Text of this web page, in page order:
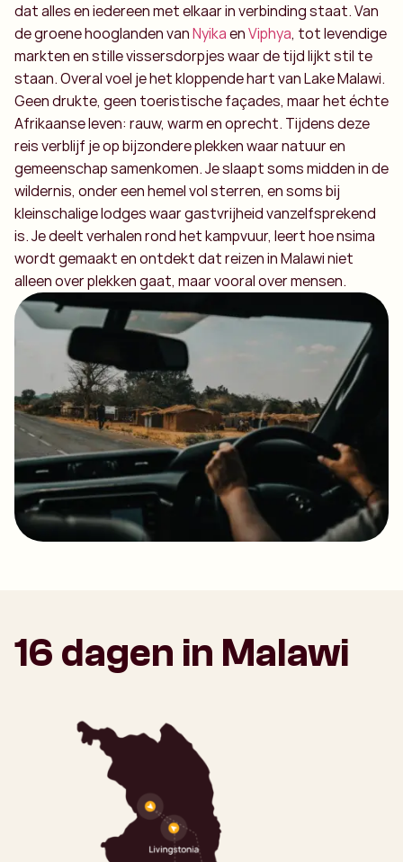
dat alles en iedereen met elkaar in verbinding staat. Van
de groene hooglanden vanNyikaenViphya, tot levendige
markten en stille vissersdorpjes waar de tijd lijkt stil te
staan. Overal voel je het kloppende hart van Lake Malawi.
Geen drukte, geen toeristische façades, maar het échte
Afrikaanse leven: rauw, warm en oprecht. Tijdens deze
reis verblijf je op bijzondere plekken waar natuur en
gemeenschap samenkomen. Je slaapt soms midden in de
wildernis, onder een hemel vol sterren, en soms bij
kleinschalige lodges waar gastvrijheid vanzelfsprekend
is. Je deelt verhalen rond het kampvuur, leert hoe nsima
wordt gemaakt en ontdekt dat reizen in Malawi niet
alleen over plekken gaat, maar vooral over mensen.
16 dagen in Malawi